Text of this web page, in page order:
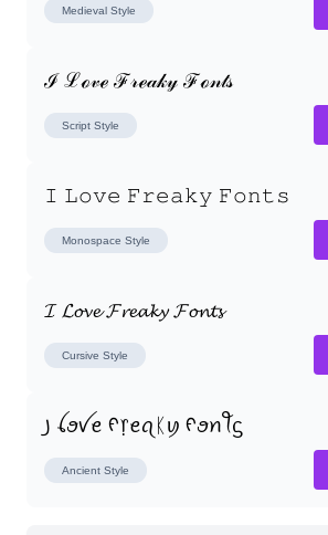
Medieval Style
ℐ ℒℴ𝓋ℯ ℱ𝓇ℯ𝒶𝓀𝓎 ℱℴ𝓃𝓉𝓈
Script Style
𝙸 𝙻𝚘𝚟𝚎 𝙵𝚛𝚎𝚊𝚔𝚢 𝙵𝚘𝚗𝚝𝚜
Monospace Style
𝓘 𝓛𝓸𝓿𝓮 𝓕𝓻𝓮𝓪𝓴𝔂 𝓕𝓸𝓷𝓽𝓼
Cursive Style
꠸ ꪶꪮꪜꫀ ᠻ᥅ꫀꪖᛕꪗ ᠻꪮꪀꪻᦓ
Ancient Style